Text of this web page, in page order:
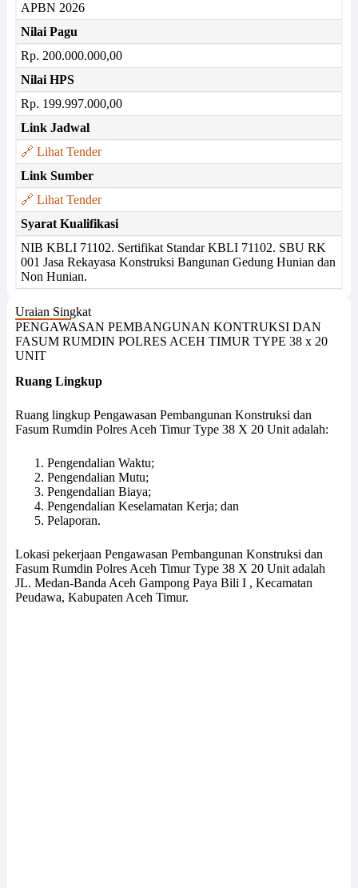
APBN 2026
Nilai Pagu
Rp. 200.000.000,00
Nilai HPS
Rp. 199.997.000,00
Link Jadwal
🔗 Lihat Tender
Link Sumber
🔗 Lihat Tender
Syarat Kualifikasi
NIB KBLI 71102. Sertifikat Standar KBLI 71102. SBU RK
001 Jasa Rekayasa Konstruksi Bangunan Gedung Hunian dan
Non Hunian.
Uraian Singkat
PENGAWASAN PEMBANGUNAN KONTRUKSI DAN
FASUM RUMDIN POLRES ACEH TIMUR TYPE 38 x 20
UNIT
Ruang Lingkup
Ruang lingkup Pengawasan Pembangunan Konstruksi dan
Fasum Rumdin Polres Aceh Timur Type 38 X 20 Unit adalah:
Pengendalian Waktu;
Pengendalian Mutu;
Pengendalian Biaya;
Pengendalian Keselamatan Kerja; dan
Pelaporan.
Lokasi pekerjaan Pengawasan Pembangunan Konstruksi dan
Fasum Rumdin Polres Aceh Timur Type 38 X 20 Unit adalah
JL. Medan-Banda Aceh Gampong Paya Bili I , Kecamatan
Peudawa, Kabupaten Aceh Timur.